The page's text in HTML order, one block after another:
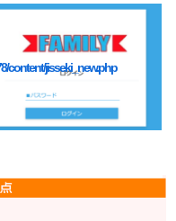
content/jisseki_new.php